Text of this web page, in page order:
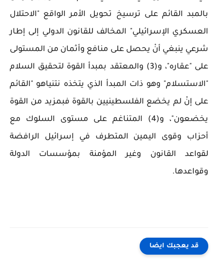
بالمبد القائم على ترسيخ تحويل الأمر الواقع "الاحتلال
العسكري الإسرائيلي" المخالف للقانون الدولي إلى إطار
شرعي ينبغي أنْ يحصل على منافع وأثمان من المستولى
على "عقاره"، و(3) والمعتقد بمبدأ القوة لتحقيق السلام
"الاستسلام" وهو ذات المبدأ الذي يتخذه نتنياهو "القائم
على إنْ لم يخضع الفلسطينيين بالقوة فبمزيد من القوة
يخضعون"، و(4) المتناغم على مستوى السلوك مع
أحزاب وقوى اليمين المتطرف في إسرائيل الرافضة
لقواعد القانون وغير المؤمنة بمؤسسات الدولة
وقواعدها.
قد يعجبك ايضا